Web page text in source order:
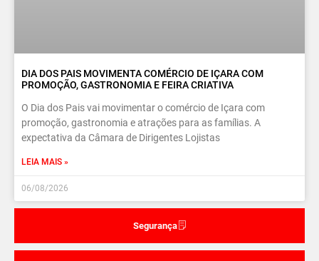
Segurança
DIA DOS PAIS MOVIMENTA COMÉRCIO DE IÇARA COM
PROMOÇÃO, GASTRONOMIA E FEIRA CRIATIVA
O Dia dos Pais vai movimentar o comércio de Içara com
promoção, gastronomia e atrações para as famílias. A
expectativa da Câmara de Dirigentes Lojistas
LEIA MAIS »
06/08/2026